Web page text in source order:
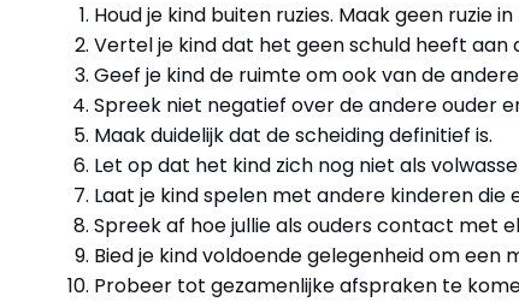
Houd je kind buiten ruzies. Maak geen ruzie
Vertel je kind dat het geen schuld heeft aan
Geef je kind de ruimte om ook van de
Spreek niet negatief over de andere ouder
Maak duidelijk dat de scheiding definitief is.
Let op dat het kind zich nog niet als
Laat je kind spelen met andere kinderen
Spreek af hoe jullie als ouders contact met
Bied je kind voldoende gelegenheid om een
Probeer tot gezamenlijke afspraken te